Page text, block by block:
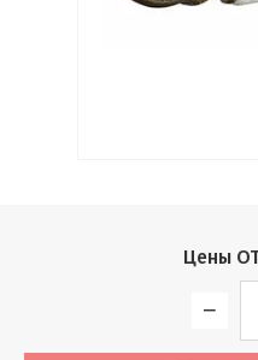
Цены
−